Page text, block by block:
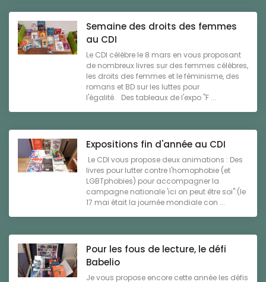
Semaine des droits des femmes
au CDI
Le CDI célèbre le 8 mars en vous proposant
de nombreux livres sur des femmes célèbres,
les droits des femmes et le féminisme, des
romans et BD sur les luttes pour
l'égalité. Des tableaux de l'expo "F ...
Expositions fin d'année au CDI
Le CDI vous propose deux animations : Des
livres pour lutter contre l'homophobie (et
LGBTphobies) pour accompagner la
campagne nationale 'ici on peut être soi":(le
17 mai était la journée mondiale con ...
Pour les fous de lecture, le défi
Babelio
Je vous propose encore cette année les défis